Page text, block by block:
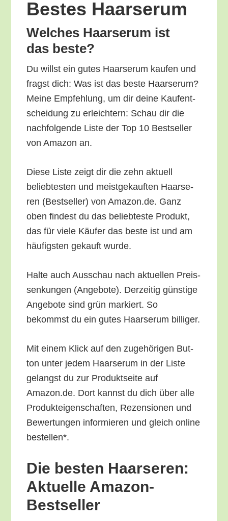
Bes­tes Haarserum
Wel­ches Haar­se­rum ist
das beste?
Du willst ein gutes Haar­se­rum kau­fen und
fragst dich: Was ist das bes­te Haar­se­rum?
Mei­ne Emp­feh­lung, um dir dei­ne Kauf­ent­
schei­dung zu erleich­tern: Schau dir die
nach­fol­gen­de Lis­te der Top 10 Best­sel­ler
von Ama­zon an.
Die­se Lis­te zeigt dir die zehn aktu­ell
belieb­tes­ten und meist­ge­kauf­ten Haar­se­
ren (Best­sel­ler) von Amazon.de. Ganz
oben fin­dest du das belieb­tes­te Pro­dukt,
das für vie­le Käu­fer das bes­te ist und am
häu­figs­ten gekauft wurde.
Hal­te auch Aus­schau nach aktu­el­len Preis­
sen­kun­gen (Ange­bo­te). Der­zei­tig güns­ti­ge
Ange­bo­te sind grün mar­kiert. So
bekommst du ein gutes Haar­se­rum billiger.
Mit einem Klick auf den zuge­hö­ri­gen But­
ton unter jedem Haar­se­rum in der Lis­te
gelangst du zur Pro­dukt­sei­te auf
Amazon.de. Dort kannst du dich über alle
Pro­duk­tei­gen­schaf­ten, Rezen­sio­nen und
Bewer­tun­gen infor­mie­ren und gleich online
bestellen*.
Die bes­ten Haar­se­ren:
Aktu­el­le Amazon-
Bestseller